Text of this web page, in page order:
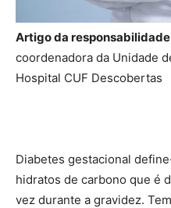
Artigo da
coordenadora da Unidade
Hospital CUF Descobertas
Diabetes gestacional
hidratos de carbono que é
vez durante a gravidez.